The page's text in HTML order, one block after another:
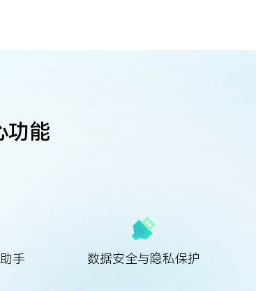
功能
手 数据安全与隐私保护